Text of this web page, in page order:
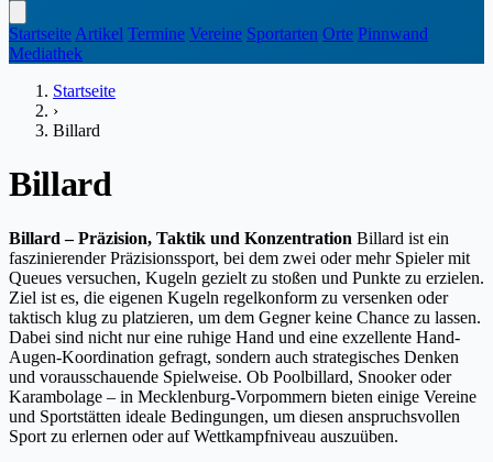
Startseite Artikel Termine Vereine Sportarten Orte Pinnwand
Mediathek
Startseite
›
Billard
Billard
Billard – Präzision, Taktik und Konzentration Billard ist ein
faszinierender Präzisionssport, bei dem zwei oder mehr Spieler mit
Queues versuchen, Kugeln gezielt zu stoßen und Punkte zu erzielen.
Ziel ist es, die eigenen Kugeln regelkonform zu versenken oder
taktisch klug zu platzieren, um dem Gegner keine Chance zu lassen.
Dabei sind nicht nur eine ruhige Hand und eine exzellente Hand-
Augen-Koordination gefragt, sondern auch strategisches Denken
und vorausschauende Spielweise. Ob Poolbillard, Snooker oder
Karambolage – in Mecklenburg-Vorpommern bieten einige Vereine
und Sportstätten ideale Bedingungen, um diesen anspruchsvollen
Sport zu erlernen oder auf Wettkampfniveau auszuüben.